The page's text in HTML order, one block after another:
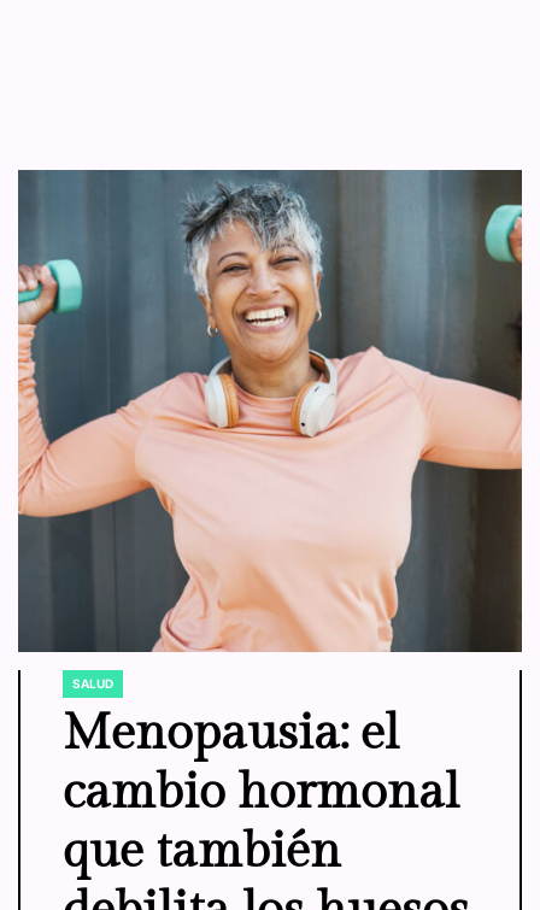
POSTED
IN
SALUD
Menopausia: el
cambio hormonal
que también